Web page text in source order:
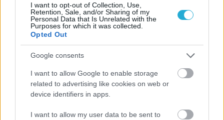
I want to opt-out of Collection, Use,
Retention, Sale, and/or Sharing of my
Personal Data that Is Unrelated with the
Purposes for which it was collected.
Opted Out
Google consents
I want to allow Google to enable storage
related to advertising like cookies on web or
device identifiers in apps.
I want to allow my user data to be sent to